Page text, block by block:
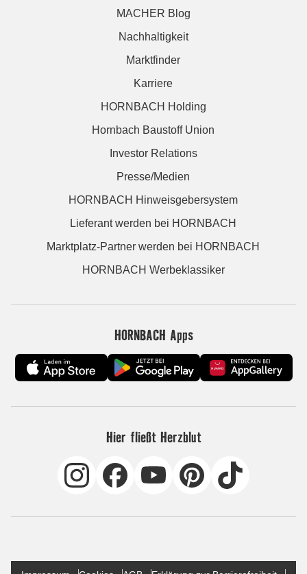
MACHER Blog
Nachhaltigkeit
Marktfinder
Karriere
HORNBACH Holding
Hornbach Baustoff Union
Investor Relations
Presse/Medien
HORNBACH Hinweisgebersystem
Lieferant werden bei HORNBACH
Marktplatz-Partner werden bei HORNBACH
HORNBACH Werbeklassiker
HORNBACH Apps
Hier fließt Herzblut